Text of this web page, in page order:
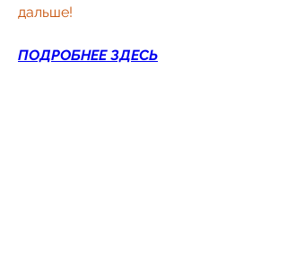
дальше!
ПОДРОБНЕЕ ЗДЕСЬ